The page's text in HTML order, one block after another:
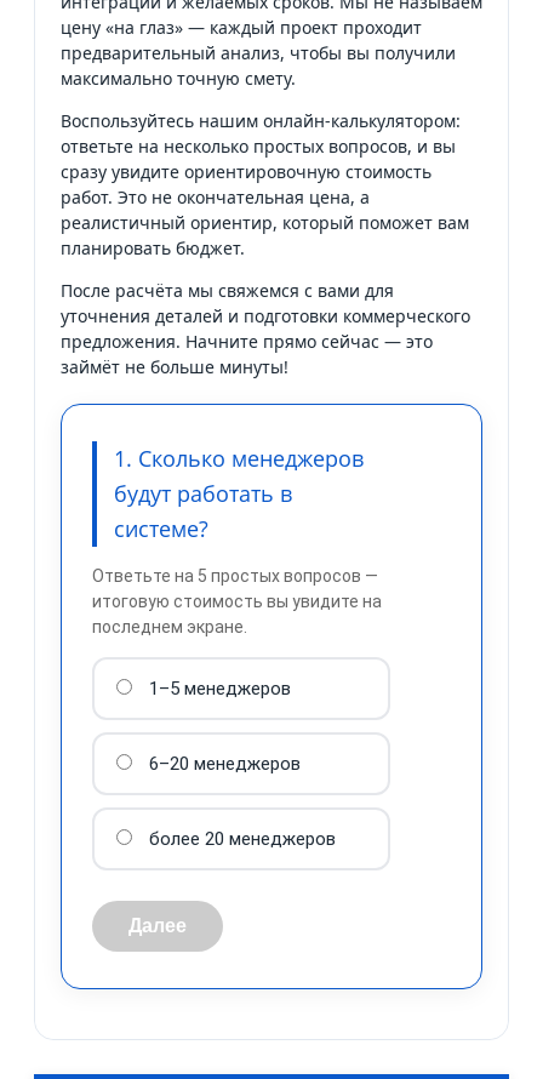
цену «на глаз» — каждый проект проходит
предварительный анализ, чтобы вы получили
максимально точную смету.
Воспользуйтесь нашим онлайн-калькулятором:
ответьте на несколько простых вопросов, и вы
сразу увидите ориентировочную стоимость
работ. Это не окончательная цена, а
реалистичный ориентир, который поможет вам
планировать бюджет.
После расчёта мы свяжемся с вами для
уточнения деталей и подготовки коммерческого
предложения. Начните прямо сейчас — это
займёт не больше минуты!
1. Сколько менеджеров
будут работать в
системе?
Ответьте на 5 простых вопросов —
итоговую стоимость вы увидите на
последнем экране.
1–5 менеджеров
6–20 менеджеров
более 20 менеджеров
Далее
обработку персональных